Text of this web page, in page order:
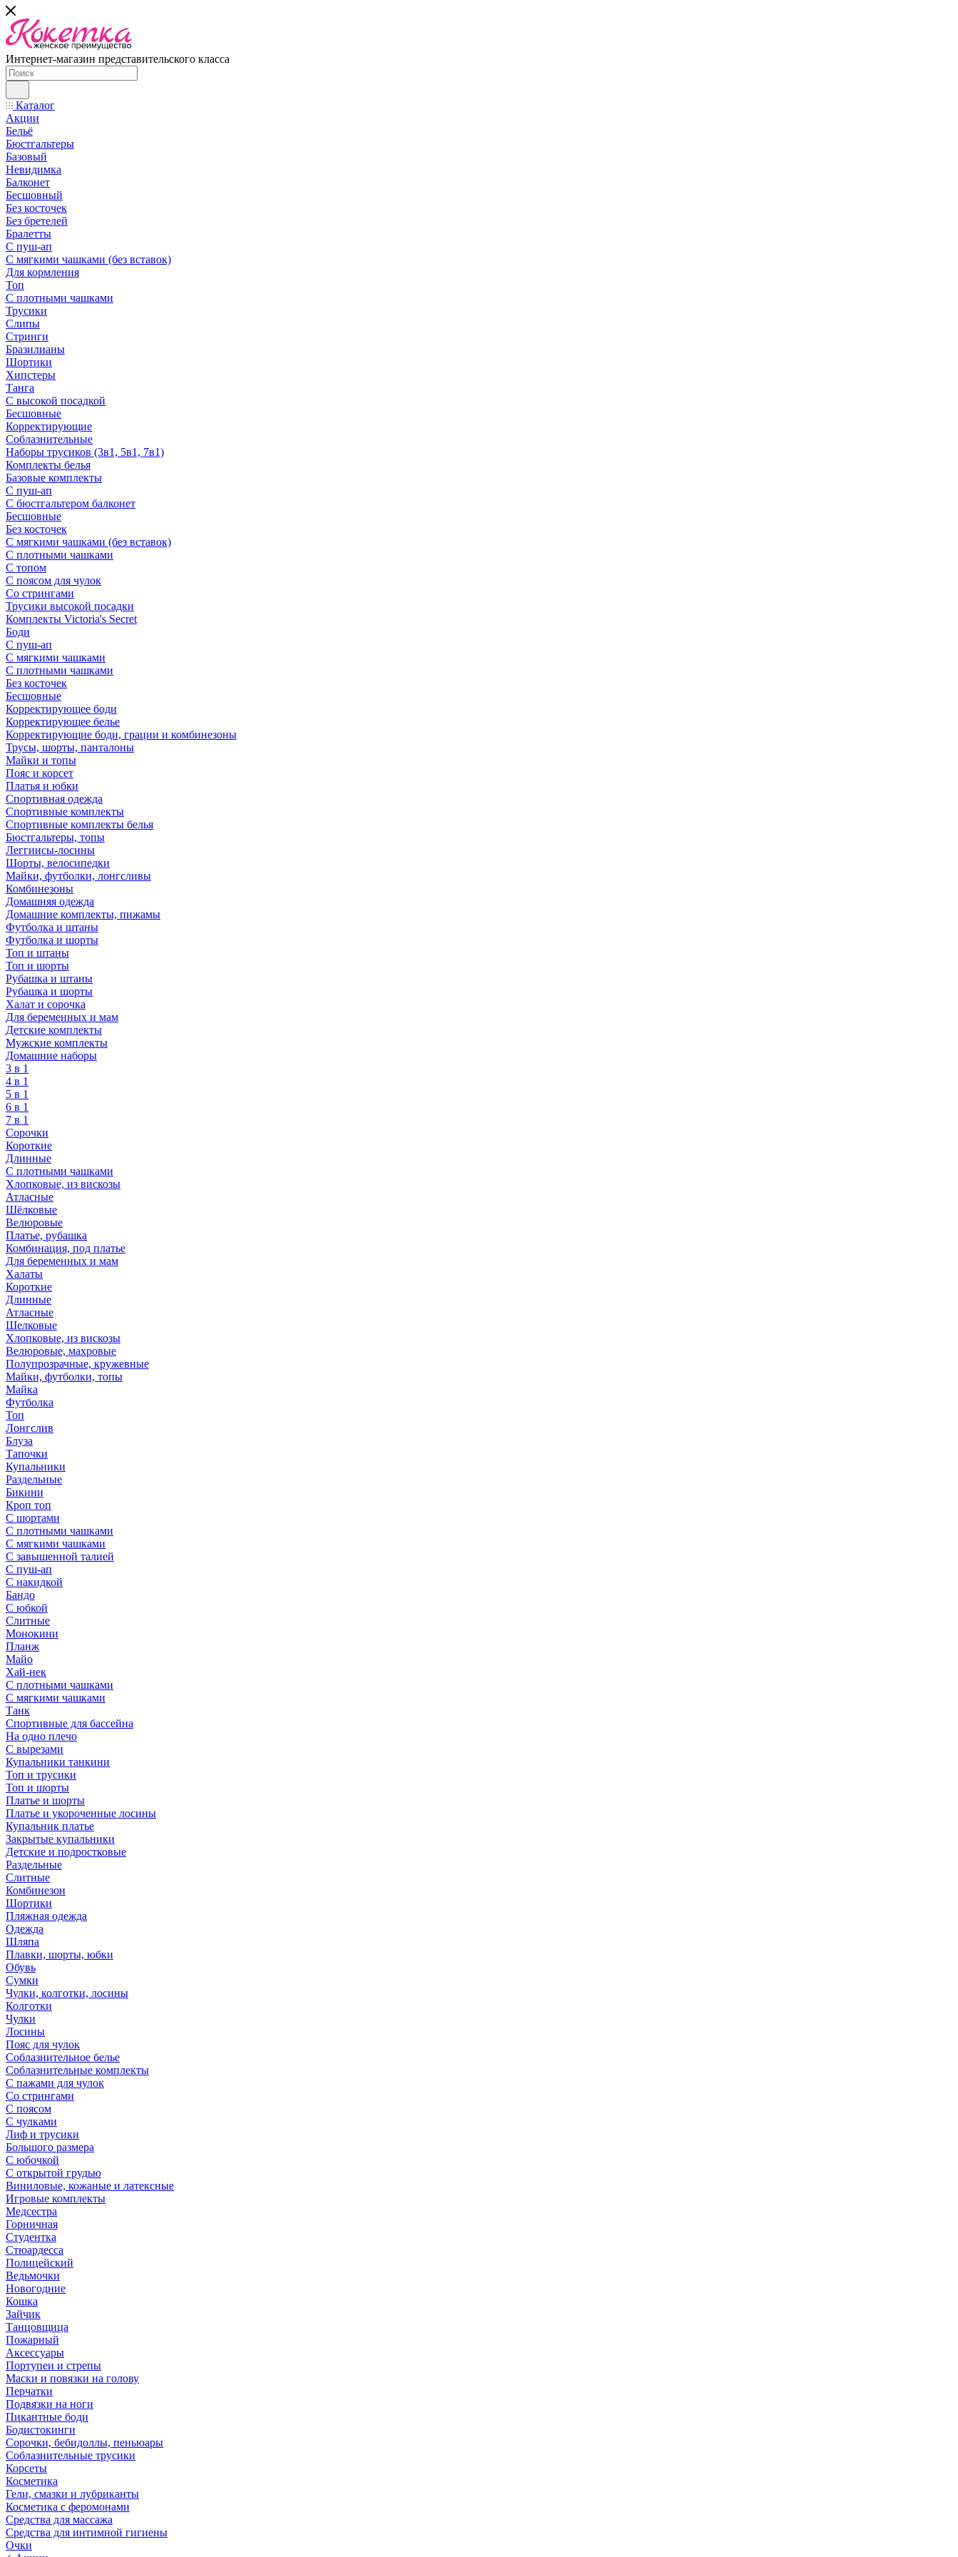
Интернет-магазин представительского класса
Каталог
Акции
Бельё
Бюстгальтеры
Базовый
Невидимка
Балконет
Бесшовный
Без косточек
Без бретелей
Бралетты
С пуш-ап
С мягкими чашками (без вставок)
Для кормления
Топ
С плотными чашками
Трусики
Слипы
Стринги
Бразилианы
Шортики
Хипстеры
Танга
С высокой посадкой
Бесшовные
Корректирующие
Соблазнительные
Наборы трусиков (3в1, 5в1, 7в1)
Комплекты белья
Базовые комплекты
С пуш-ап
С бюстгальтером балконет
Бесшовные
Без косточек
С мягкими чашками (без вставок)
С плотными чашками
С топом
С поясом для чулок
Со стрингами
Трусики высокой посадки
Комплекты Victoria's Secret
Боди
С пуш-ап
С мягкими чашками
С плотными чашками
Без косточек
Бесшовные
Корректирующее боди
Корректирующее белье
Корректирующие боди, грации и комбинезоны
Трусы, шорты, панталоны
Майки и топы
Пояс и корсет
Платья и юбки
Спортивная одежда
Спортивные комплекты
Спортивные комплекты белья
Бюстгальтеры, топы
Леггинсы-лосины
Шорты, велосипедки
Майки, футболки, лонгсливы
Комбинезоны
Домашняя одежда
Домашние комплекты, пижамы
Футболка и штаны
Футболка и шорты
Топ и штаны
Топ и шорты
Рубашка и штаны
Рубашка и шорты
Халат и сорочка
Для беременных и мам
Детские комплекты
Мужские комплекты
Домашние наборы
3 в 1
4 в 1
5 в 1
6 в 1
7 в 1
Сорочки
Короткие
Длинные
С плотными чашками
Хлопковые, из вискозы
Атласные
Шёлковые
Велюровые
Платье, рубашка
Комбинация, под платье
Для беременных и мам
Халаты
Короткие
Длинные
Атласные
Шелковые
Хлопковые, из вискозы
Велюровые, махровые
Полупрозрачные, кружевные
Майки, футболки, топы
Майка
Футболка
Топ
Лонгслив
Блуза
Тапочки
Купальники
Раздельные
Бикини
Кроп топ
С шортами
С плотными чашками
С мягкими чашками
С завышенной талией
С пуш-ап
С накидкой
Бандо
С юбкой
Слитные
Монокини
Планж
Майо
Хай-нек
С плотными чашками
С мягкими чашками
Танк
Спортивные для бассейна
На одно плечо
С вырезами
Купальники танкини
Топ и трусики
Топ и шорты
Платье и шорты
Платье и укороченные лосины
Купальник платье
Закрытые купальники
Детские и подростковые
Раздельные
Слитные
Комбинезон
Шортики
Пляжная одежда
Одежда
Шляпа
Плавки, шорты, юбки
Обувь
Сумки
Чулки, колготки, лосины
Колготки
Чулки
Лосины
Пояс для чулок
Соблазнительное белье
Соблазнительные комплекты
С пажами для чулок
Со стрингами
С поясом
С чулками
Лиф и трусики
Большого размера
С юбочкой
С открытой грудью
Виниловые, кожаные и латексные
Игровые комплекты
Медсестра
Горничная
Студентка
Стюардесса
Полицейский
Ведьмочки
Новогодние
Кошка
Зайчик
Танцовщица
Пожарный
Аксессуары
Портупеи и стрепы
Маски и повязки на голову
Перчатки
Подвязки на ноги
Пикантные боди
Бодистокинги
Сорочки, бебидоллы, пеньюары
Соблазнительные трусики
Корсеты
Косметика
Гели, смазки и лубриканты
Косметика с феромонами
Средства для массажа
Средства для интимной гигиены
Очки